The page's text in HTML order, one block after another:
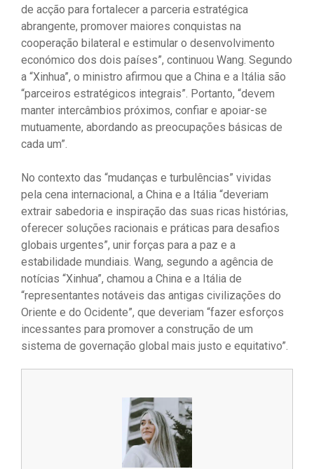
de acção para fortalecer a parceria estratégica
abrangente, promover maiores conquistas na
cooperação bilateral e estimular o desenvolvimento
económico dos dois países”, continuou Wang. Segundo
a “Xinhua”, o ministro afirmou que a China e a Itália são
“parceiros estratégicos integrais”. Portanto, “devem
manter intercâmbios próximos, confiar e apoiar-se
mutuamente, abordando as preocupações básicas de
cada um”.
No contexto das “mudanças e turbulências” vividas
pela cena internacional, a China e a Itália “deveriam
extrair sabedoria e inspiração das suas ricas histórias,
oferecer soluções racionais e práticas para desafios
globais urgentes”, unir forças para a paz e a
estabilidade mundiais. Wang, segundo a agência de
notícias “Xinhua”, chamou a China e a Itália de
“representantes notáveis ​​das antigas civilizações do
Oriente e do Ocidente”, que deveriam “fazer esforços
incessantes para promover a construção de um
sistema de governação global mais justo e equitativo”.